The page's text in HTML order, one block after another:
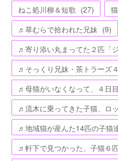
ねこ処川柳＆短歌 (27)
♬草むらで拾われた兄妹 (9)
♬寄り添い丸まってた２匹「
♬そっくり兄妹・茶トラーズ
♬母猫がいなくなって、４日
♬流木に乗ってきた子猫、ロ
♬地域猫が産んた14匹の子猫
♬軒下で見つかった、子猫６